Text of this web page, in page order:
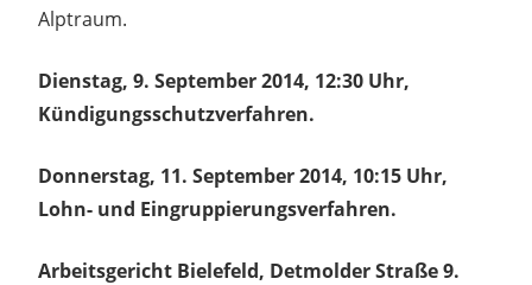
Alptraum.
Dienstag, 9. September 2014, 12:30 Uhr,
Kündigungsschutzverfahren.
Donnerstag, 11. September 2014, 10:15 Uhr,
Lohn- und Eingruppierungsverfahren.
Arbeitsgericht Bielefeld, Detmolder Straße 9.